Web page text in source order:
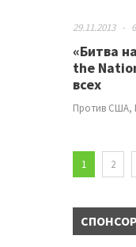
29.11.2013 -
«Битва
the
всех
Против США,
1 2
СПОНСОР